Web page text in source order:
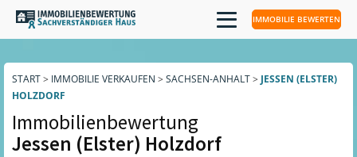
IMMOBILIE BEWERTEN
START> IMMOBILIE VERKAUFEN > SACHSEN-ANHALT> JESSEN (ELSTER)
HOLZDORF
Immobilienbewertung
Jessen (Elster) Holzdorf